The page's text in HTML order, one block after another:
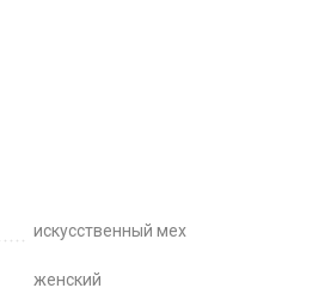
искусственный мех
женский